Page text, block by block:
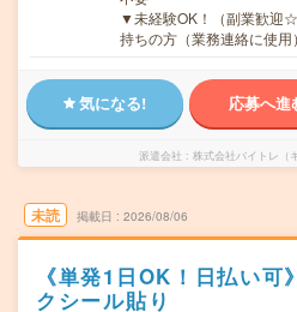
▼未経験OK！（副業歓迎
持ちの方（業務連絡に使
気になる! 応募へ進
派遣会社 株式会社バイトレ（
未読 掲載日 2026/08/06
《単発1日OK！日払い可
クシール貼り